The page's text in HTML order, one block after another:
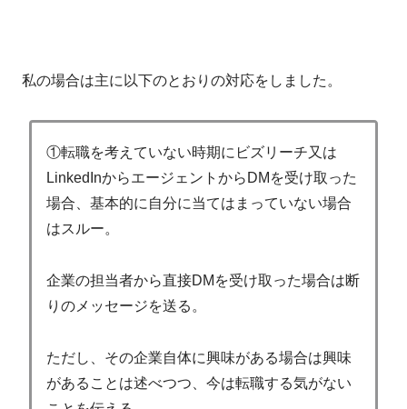
私の場合は主に以下のとおりの対応をしました。
①転職を考えていない時期にビズリーチ又は
LinkedInからエージェントからDMを受け取った
場合、基本的に自分に当てはまっていない場合
はスルー。
企業の担当者から直接DMを受け取った場合は断
りのメッセージを送る。
ただし、その企業自体に興味がある場合は興味
があることは述べつつ、今は転職する気がない